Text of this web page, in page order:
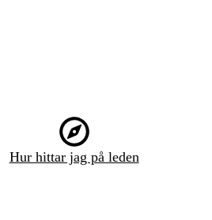
Hur hittar jag på leden